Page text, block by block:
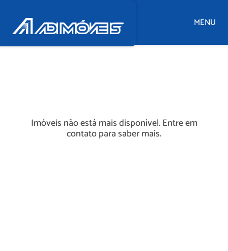
MENU
Imóveis não está mais disponível. Entre em
contato para saber mais.